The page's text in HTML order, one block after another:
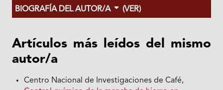
BIOGRAFÍA DEL AUTOR/A (VER)
Artículos más leídos del mismo
autor/a
Centro Nacional de Investigaciones de Café,